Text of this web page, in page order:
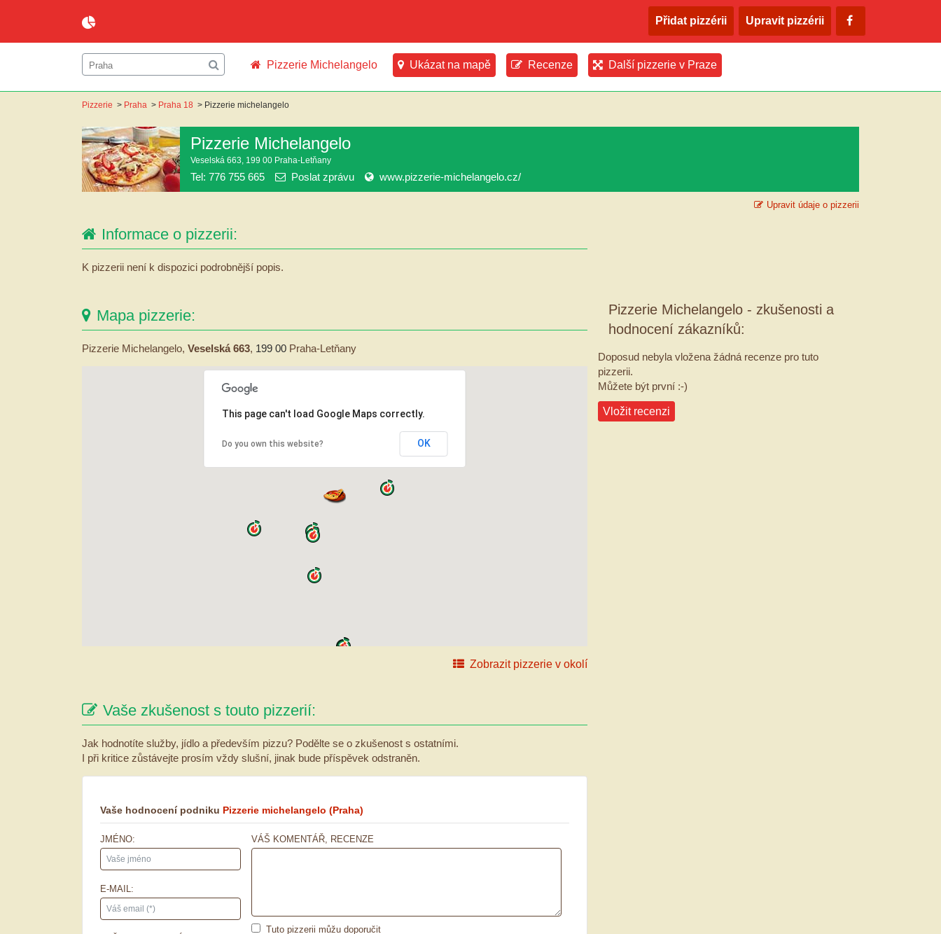
Přidat pizzérii Upravit pizzérii
Pizzerie Michelangelo Ukázat na mapě Recenze Další pizzerie v Praze
Pizzerie > Praha > Praha 18 > Pizzerie michelangelo
Pizzerie Michelangelo
Veselská 663, 199 00 Praha-Letňany
Tel: 776 755 665 Poslat zprávu www.pizzerie-michelangelo.cz/
Upravit údaje o pizzerii
Informace o pizzerii:
K pizzerii není k dispozici podrobnější popis.
Mapa pizzerie:
Pizzerie Michelangelo, Veselská 663, 199 00 Praha-Letňany
This page can't load Google Maps correctly.
Do you own this website? OK
Zobrazit pizzerie v okolí
Vaše zkušenost s touto pizzerií:
Jak hodnotíte služby, jídlo a především pizzu? Podělte se o zkušenost s ostatními.
I při kritice zůstávejte prosím vždy slušní, jinak bude příspěvek odstraněn.
Vaše hodnocení podniku Pizzerie michelangelo (Praha)
JMÉNO:
E-MAIL:
VÁŠ KOMENTÁŘ, RECENZE
Tuto pizzerii můžu doporučit
Pizzerie Michelangelo - zkušenosti a
hodnocení zákazníků:
Doposud nebyla vložena žádná recenze pro tuto
pizzerii.
Můžete být první :-)
Vložit recenzi